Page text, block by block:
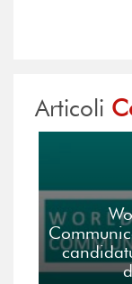
Articoli